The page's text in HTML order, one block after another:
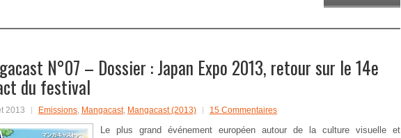
N°07 – Dossier : Japan Expo 2013, retour sur le 14e
du festival
2013 Emissions, Mangacast, Mangacast (2013) 15 Commentaires
Le plus grand événement européen autour de la culture visuelle et